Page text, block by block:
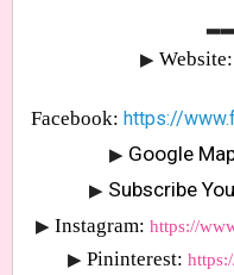
▶ Website:
Facebook: https://
▶ Google
▶ Subscribe
▶ Instagram: https://
▶ Pininterest: